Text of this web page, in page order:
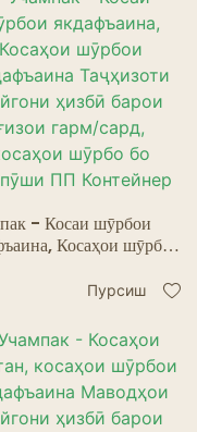
- Косаи шӯрбои
Косаҳои шӯрбои
ҳизбӣ барои ғизои
ПП Контейнер
Пурсиш